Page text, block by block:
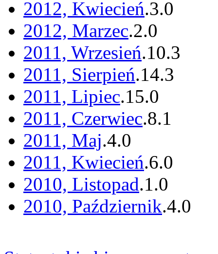
2012, Kwiecień.3.0
2012, Marzec.2.0
2011, Wrzesień.10.3
2011, Sierpień.14.3
2011, Lipiec.15.0
2011, Czerwiec.8.1
2011, Maj.4.0
2011, Kwiecień.6.0
2010, Listopad.1.0
2010, Październik.4.0